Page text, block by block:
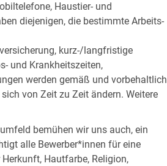
Haustier- und
diejenigen, die bestimmte Arbeits-
kurz-/langfristige
und Krankheitszeiten,
werden gemäß und vorbehaltlich
von Zeit zu Zeit ändern. Weitere
bemühen wir uns auch, ein
alle Bewerber*innen für eine
Hautfarbe, Religion,